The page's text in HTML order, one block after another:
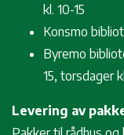
kl. 10-15
Konsmo
Byremo
15, torsdager
Levering av